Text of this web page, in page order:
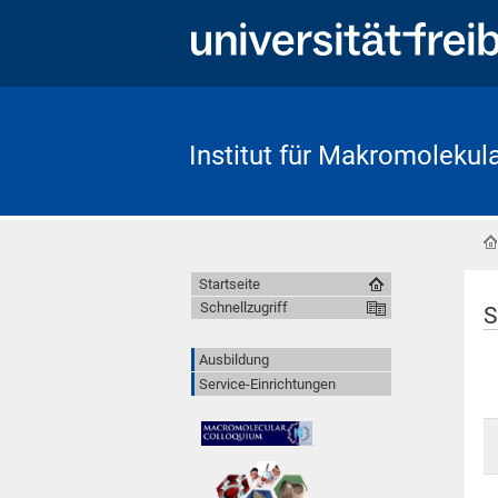
Institut für
Startseite
Schnellzugriff
Ausbildung
Service-Einrichtungen